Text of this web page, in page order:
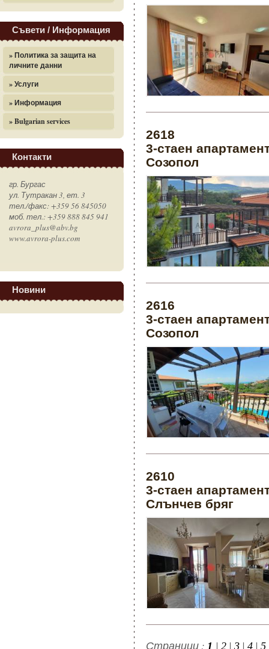
Съвети / Информация
» Политика за защита на
личните данни
» Услуги
» Информация
» Bulgarian services
Контакти
гр. Бургас
ул. Тутракан 3, ет. 3
тел./факс: +359 56 845050
моб. тел.: +359 888 845 941
avrora_plus@abv.bg
www.avrora-plus.com
Новини
2618
3-стаен
Созопол
2616
3-стаен
Созопол
2610
3-стаен
Слънчев бряг
Страници : 1 | 2 | 3 | 4 | 5